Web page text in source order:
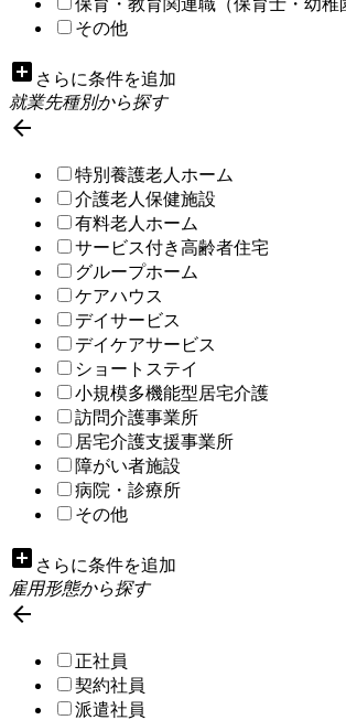
その他
add_box さらに条件を追加
就業先種別から探す

特別養護老人ホーム
介護老人保健施設
有料老人ホーム
サービス付き高齢者住宅
グループホーム
ケアハウス
デイサービス
デイケアサービス
ショートステイ
小規模多機能型居宅介護
訪問介護事業所
居宅介護支援事業所
障がい者施設
病院・診療所
その他
add_box さらに条件を追加
雇用形態から探す

正社員
契約社員
派遣社員